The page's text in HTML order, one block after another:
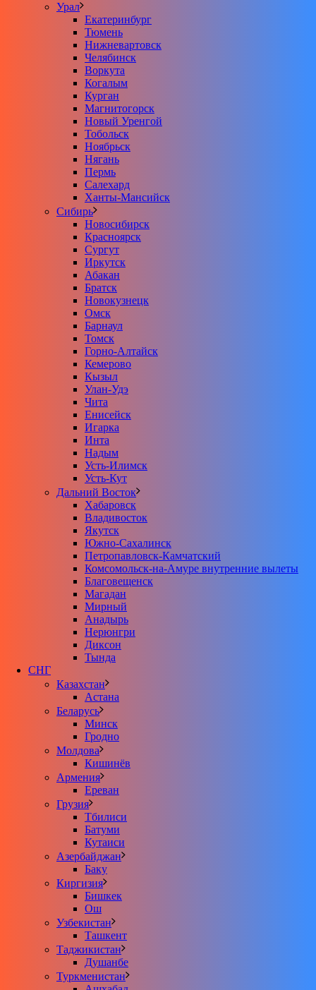
Урал
Екатеринбург
Тюмень
Нижневартовск
Челябинск
Воркута
Когалым
Курган
Магнитогорск
Новый Уренгой
Тобольск
Ноябрьск
Нягань
Пермь
Салехард
Ханты-Мансийск
Сибирь
Новосибирск
Красноярск
Сургут
Иркутск
Абакан
Братск
Новокузнецк
Омск
Барнаул
Томск
Горно-Алтайск
Кемерово
Кызыл
Улан-Удэ
Чита
Енисейск
Игарка
Инта
Надым
Усть-Илимск
Усть-Кут
Дальний Восток
Хабаровск
Владивосток
Якутск
Южно-Сахалинск
Петропавловск-Камчатский
Комсомольск-на-Амуре внутренние вылеты
Благовещенск
Магадан
Мирный
Анадырь
Нерюнгри
Диксон
Тында
СНГ
Казахстан
Астана
Беларусь
Минск
Гродно
Молдова
Кишинёв
Армения
Ереван
Грузия
Тбилиси
Батуми
Кутаиси
Азербайджан
Баку
Киргизия
Бишкек
Ош
Узбекистан
Ташкент
Таджикистан
Душанбе
Туркменистан